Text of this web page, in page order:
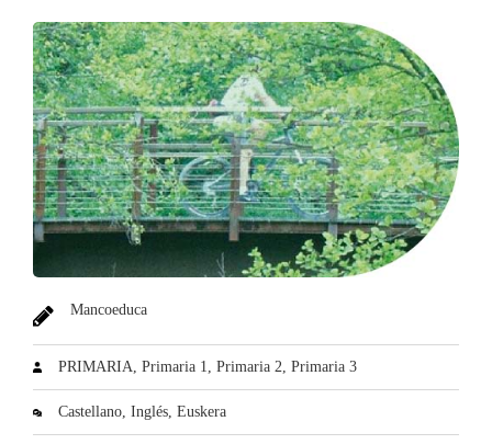
Mancoeduca
PRIMARIA Primaria 1 Primaria 2 Primaria 3
Castellano Inglés Euskera